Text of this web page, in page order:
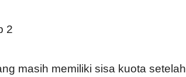
2
masih memiliki sisa kuota setelah